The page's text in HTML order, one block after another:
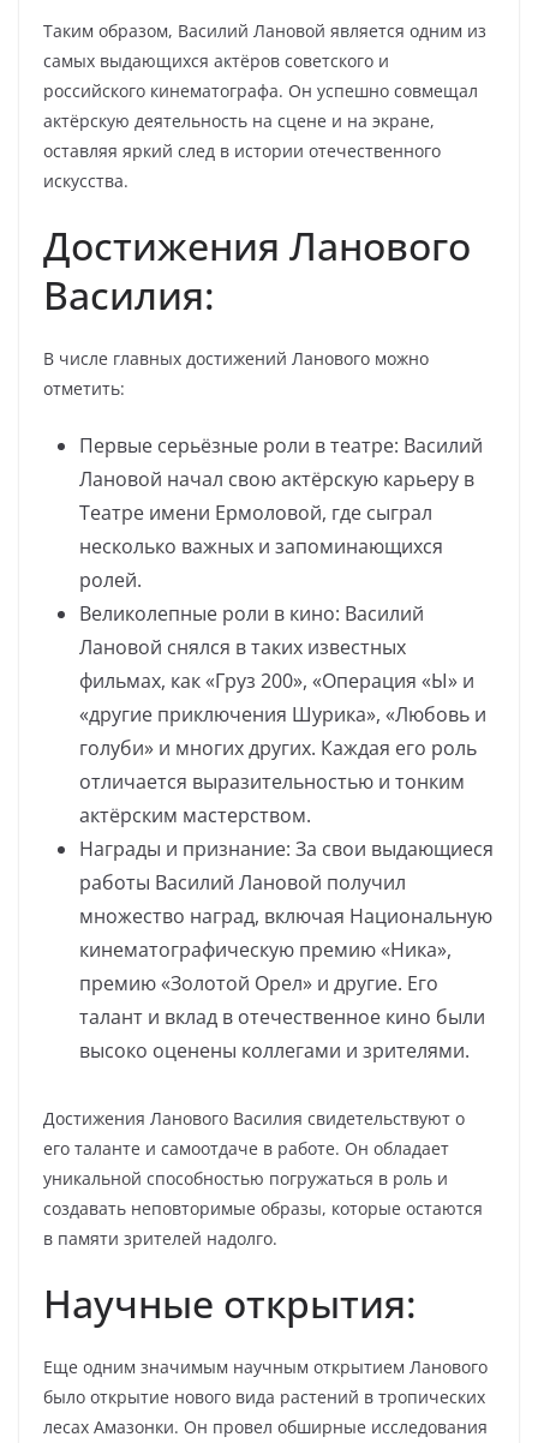
Таким образом, Василий Лановой является одним из
самых выдающихся актёров советского и
российского кинематографа. Он успешно совмещал
актёрскую деятельность на сцене и на экране,
оставляя яркий след в истории отечественного
искусства.
Достижения Ланового
Василия:
В числе главных достижений Ланового можно
отметить:
Первые серьёзные роли в театре: Василий
Лановой начал свою актёрскую карьеру в
Театре имени Ермоловой, где сыграл
несколько важных и запоминающихся
ролей.
Великолепные роли в кино: Василий
Лановой снялся в таких известных
фильмах, как «Груз 200», «Операция «Ы» и
«другие приключения Шурика», «Любовь и
голуби» и многих других. Каждая его роль
отличается выразительностью и тонким
актёрским мастерством.
Награды и признание: За свои выдающиеся
работы Василий Лановой получил
множество наград, включая Национальную
кинематографическую премию «Ника»,
премию «Золотой Орел» и другие. Его
талант и вклад в отечественное кино были
высоко оценены коллегами и зрителями.
Достижения Ланового Василия свидетельствуют о
его таланте и самоотдаче в работе. Он обладает
уникальной способностью погружаться в роль и
создавать неповторимые образы, которые остаются
в памяти зрителей надолго.
Научные открытия:
Еще одним значимым научным открытием Ланового
было открытие нового вида растений в тропических
лесах Амазонки. Он провел обширные исследования